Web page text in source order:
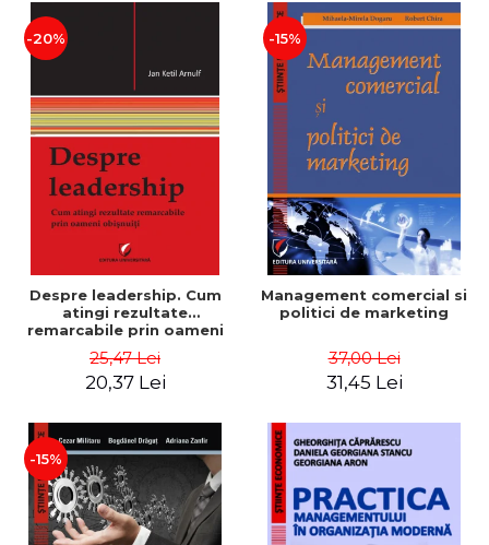
-20%
Despre leadership. Cum
atingi rezultate
remarcabile prin oameni
25,47 Lei
20,37 Lei
-15%
Management comercial si
politici de marketing
37,00 Lei
31,45 Lei
-15%